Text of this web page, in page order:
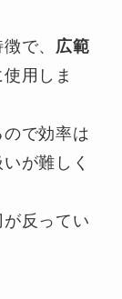
で、 広範
用しま
で効率は
が難しく
反ってい